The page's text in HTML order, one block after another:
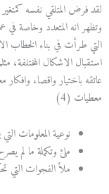
لقد فرض المتلقي نفسه كمتغير
وتظهر انه المتعدد وخاصة في
التي طرأت في بناء الخطاب
استقبال الاشكال المختلفة،
عاتقه باختيار واقصاء
معطيات (4)
نوعية المعلومات التي
ملئ وتكملة ما لم
ملأ الفجوات التي